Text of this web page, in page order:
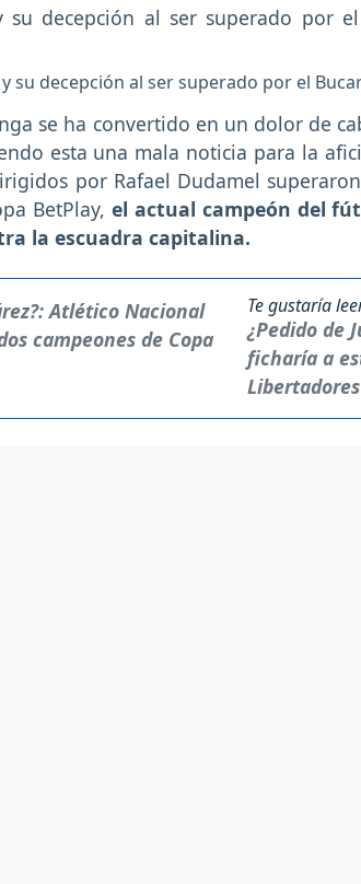
su decepción al ser superado por el
se ha convertido en un dolor de
esta una mala noticia para la
por Rafael Dudamel
BetPlay,el actual campeón del
la escuadra capitalina.
Te gustaría
¿Pedido de
ficharía a
Libertadores